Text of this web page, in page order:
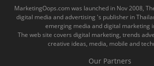
o
o
k
b
e
.
m
e
g
r
a
MarketingOops.com was launched in Nov 2008,
digital media and advertising 's publisher in
emerging media and digital marketing
The web site covers digital marketing, trends
creative ideas, media, mobile and
Our Partners